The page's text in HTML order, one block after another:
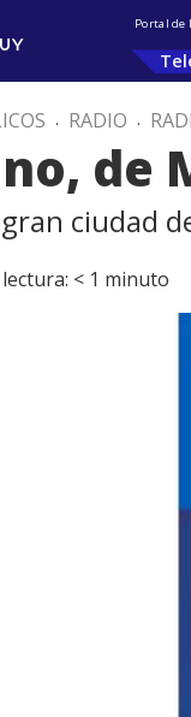
Portal de
. RADIO .
de
ciudad
< 1 minuto